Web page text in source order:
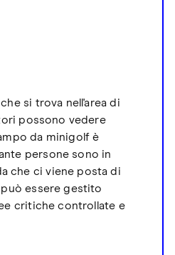
si trova nell'area di
possono vedere
da minigolf è
persone sono in
che ci viene posta di
essere gestito
critiche controllate e